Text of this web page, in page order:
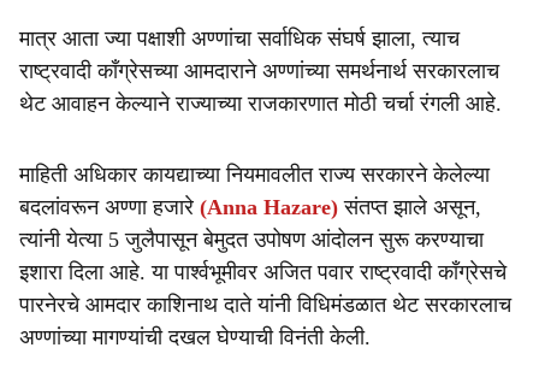
मात्र आता ज्या पक्षाशी अण्णांचा सर्वाधिक संघर्ष झाला, त्याच
राष्ट्रवादी काँग्रेसच्या आमदाराने अण्णांच्या समर्थनार्थ सरकारलाच
थेट आवाहन केल्याने राज्याच्या राजकारणात मोठी चर्चा रंगली आहे.
माहिती अधिकार कायद्याच्या नियमावलीत राज्य सरकारने केलेल्या
बदलांवरून अण्णा हजारे (Anna Hazare) संतप्त झाले असून,
त्यांनी येत्या 5 जुलैपासून बेमुदत उपोषण आंदोलन सुरू करण्याचा
इशारा दिला आहे. या पार्श्वभूमीवर अजित पवार राष्ट्रवादी काँग्रेसचे
पारनेरचे आमदार काशिनाथ दाते यांनी विधिमंडळात थेट सरकारलाच
अण्णांच्या मागण्यांची दखल घेण्याची विनंती केली.